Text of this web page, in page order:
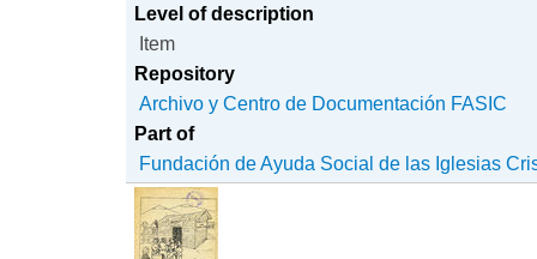
Level of description
Item
Repository
Archivo y Centro de Documentación FASIC
Part of
Fundación de Ayuda Social de las Iglesias